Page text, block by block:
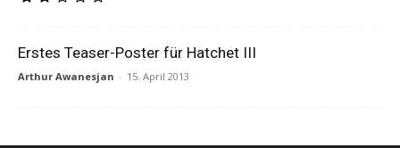
Erstes Teaser-Poster für Hatchet III
Arthur Awanesjan - 15. April 2013